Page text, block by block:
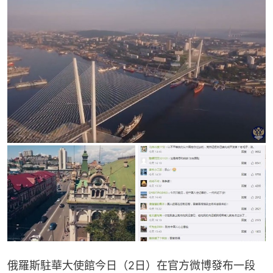
俄羅斯駐華大使館今日（2日）在官方微博發布一段